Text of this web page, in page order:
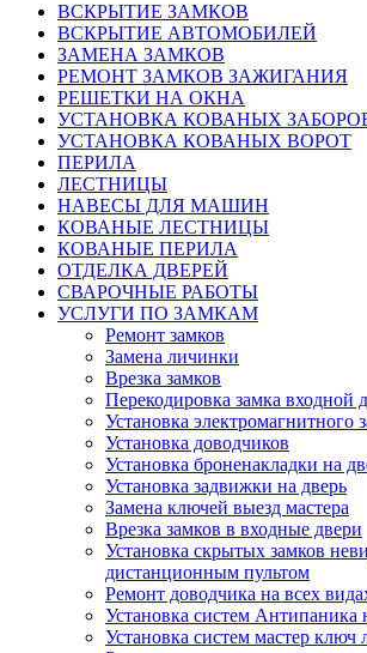
ВСКРЫТИЕ ЗАМКОВ
ВСКРЫТИЕ АВТОМОБИЛЕЙ
ЗАМЕНА ЗАМКОВ
РЕМОНТ ЗАМКОВ ЗАЖИГАНИЯ
РЕШЕТКИ НА ОКНА
УСТАНОВКА КОВАНЫХ
УСТАНОВКА КОВАНЫХ ВОРОТ
ПЕРИЛА
ЛЕСТНИЦЫ
НАВЕСЫ ДЛЯ МАШИН
КОВАНЫЕ ЛЕСТНИЦЫ
КОВАНЫЕ ПЕРИЛА
ОТДЕЛКА ДВЕРЕЙ
СВАРОЧНЫЕ РАБОТЫ
УСЛУГИ ПО ЗАМКАМ
Ремонт замков
Замена личинки
Врезка замков
Перекодировка замка входной
Установка электромагнитного
Установка доводчиков
Установка броненакладки на
Установка задвижки на дверь
Замена ключей выезд мастера
Врезка замков в входные двери
Установка скрытых замков
дистанционным пультом
Ремонт доводчика на всех
Установка систем Антипаника
Установка систем мастер